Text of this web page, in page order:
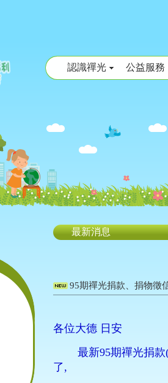
認識禪光 公益服務
最新消息
95期禪光捐款、捐物徵
各位大德 日安
最新95期禪光捐款
了,